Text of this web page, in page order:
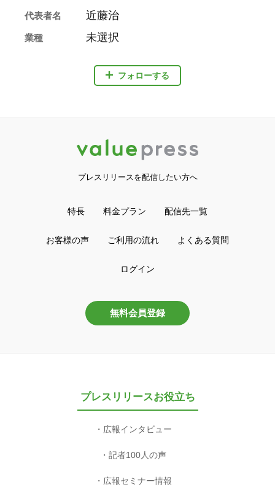
フォローする
代表者名 近藤治
業種 未選択
プレスリリースを配信したい方へ
特長 料金プラン 配信先一覧
お客様の声 ご利用の流れ よくある質問
ログイン
無料会員登録
プレスリリースお役立ち
広報インタビュー
記者100人の声
広報セミナー情報